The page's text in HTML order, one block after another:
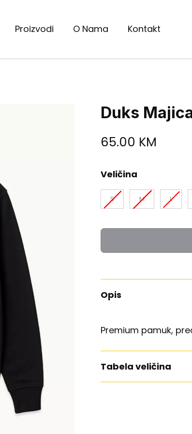
Proizvodi O Nama Kontakt
Duks
65.00 KM
Veličina
S M L
Opis
Premium pamuk,
Tabela veličina